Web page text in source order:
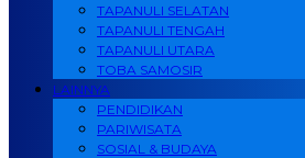
TAPANULI SELATAN
TAPANULI TENGAH
TAPANULI UTARA
TOBA SAMOSIR
LAINNYA
PENDIDIKAN
PARIWISATA
SOSIAL & BUDAYA